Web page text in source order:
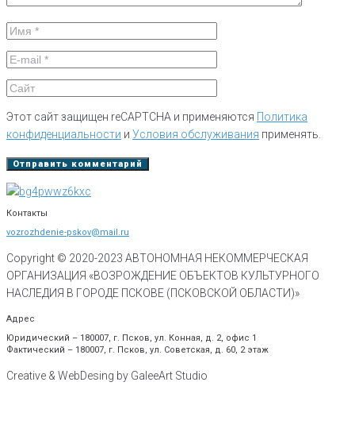
Этот сайт защищен reCAPTCHA и применяются Политика
конфиденциальности и Условия обслуживания применять.
Контакты
vozrozhdenie-pskov@mail.ru
Copyright © 2020-2023 АВТОНОМНАЯ НЕКОММЕРЧЕСКАЯ
ОРГАНИЗАЦИЯ «ВОЗРОЖДЕНИЕ ОБЪЕКТОВ КУЛЬТУРНОГО
НАСЛЕДИЯ В ГОРОДЕ ПСКОВЕ (ПСКОВСКОЙ ОБЛАСТИ)»
Адрес
Юридический – 180007, г. Псков, ул. Конная, д. 2, офис 1
Фактический – 180007, г. Псков, ул. Советская, д. 60, 2 этаж
Creative & WebDesing by GaleeArt Studio